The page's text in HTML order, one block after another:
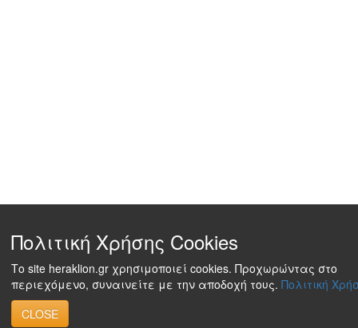
Πολιτική Χρήσης Cookies
Το site heraklion.gr χρησιμοποιεί cookies. Προχωρώντας στο
περιεχόμενο, συναινείτε με την αποδοχή τους. Πολιτική
CLOSE